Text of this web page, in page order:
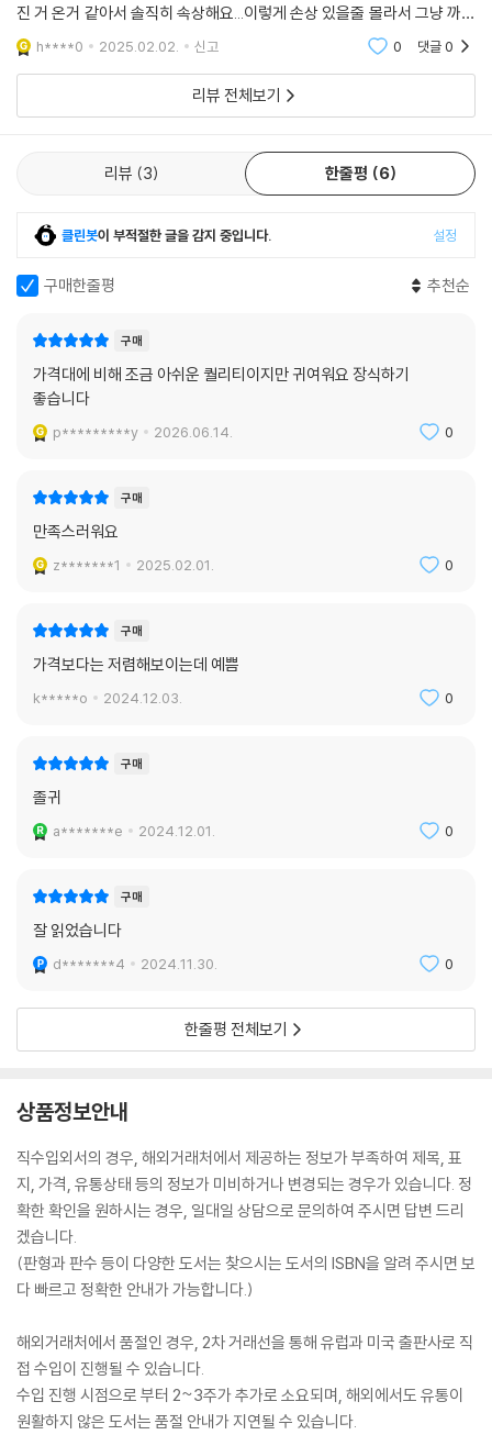
진 거 온거 같아서 솔직히 속상해요...이렇게 손상 있을줄 몰라서 그냥 까서
교환도 안될거고 제가 덧칠하면 이상할텐데...하...
h****0 2025.02.02. 신고 0 댓글0
리뷰 전체보기
리뷰 3 한줄평 6
클린봇이 부적절한 글을 감지 중입니다. 설정
구매한줄평 추천순
구매
가격대에 비해 조금 아쉬운 퀄리티이지만 귀여워요 장식하기
좋습니다
p*********y 2026.06.14. 0
구매
만족스러워요
z*******1 2025.02.01. 0
구매
가격보다는 저렴해보이는데 예쁨
k*****o 2024.12.03. 0
구매
졸귀
a*******e 2024.12.01. 0
구매
잘 읽었습니다
d*******4 2024.11.30. 0
한줄평 전체보기
상품정보안내
직수입외서의 경우, 해외거래처에서 제공하는 정보가 부족하여 제목, 표
지, 가격, 유통상태 등의 정보가 미비하거나 변경되는 경우가 있습니다. 정
확한 확인을 원하시는 경우, 일대일 상담으로 문의하여 주시면 답변 드리
겠습니다.
(판형과 판수 등이 다양한 도서는 찾으시는 도서의 ISBN을 알려 주시면 보
다 빠르고 정확한 안내가 가능합니다.)
해외거래처에서 품절인 경우, 2차 거래선을 통해 유럽과 미국 출판사로 직
접 수입이 진행될 수 있습니다.
수입 진행 시점으로 부터 2~3주가 추가로 소요되며, 해외에서도 유통이
원활하지 않은 도서는 품절 안내가 지연될 수 있습니다.